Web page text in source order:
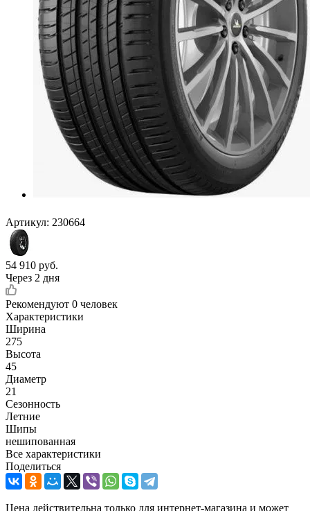
Артикул: 230664
54 910 руб.
Через 2 дня
Рекомендуют 0 человек
Характеристики
Ширина
275
Высота
45
Диаметр
21
Сезонность
Летние
Шипы
нешипованная
Все характеристики
Поделиться
Цена действительна только для интернет-магазина и может